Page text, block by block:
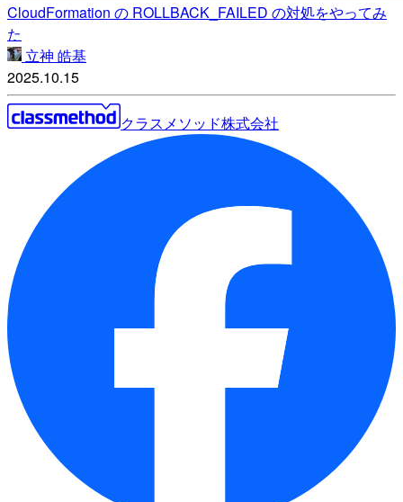
CloudFormation の ROLLBACK_FAILED の対処をやってみ
た
立神 皓基
2025.10.15
クラスメソッド株式会社